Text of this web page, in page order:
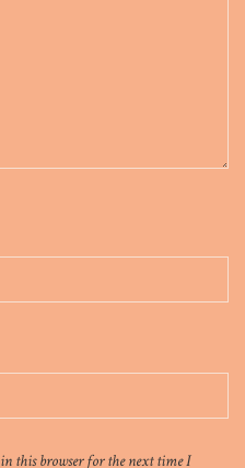
this browser for the next time I